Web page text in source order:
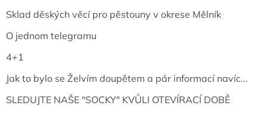
Sklad děských věcí pro pěstouny v okrese Mělník
O jednom telegramu
4+1
Jak to bylo se Želvím doupětem a pár informací navíc...
SLEDUJTE NAŠE "SOCKY" KVŮLI OTEVÍRACÍ DOBĚ